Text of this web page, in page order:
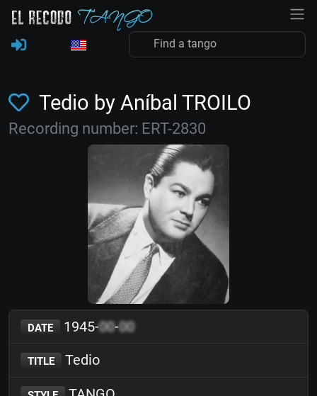
Tedio by Aníbal TROILO
Recording number: ERT-2830
DATE 1945-00-00
TITLE Tedio